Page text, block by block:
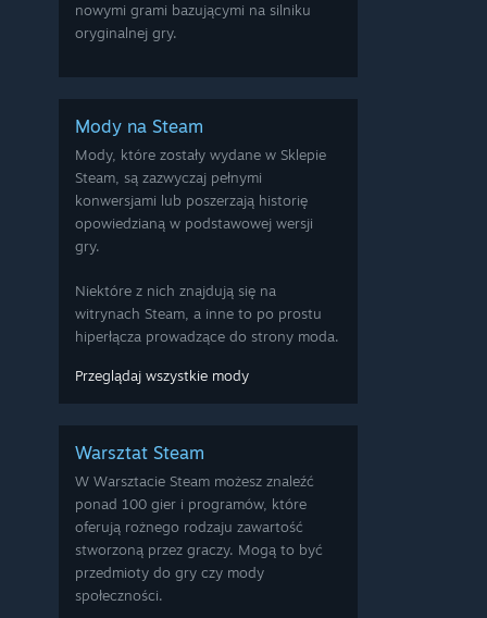
nowymi grami bazującymi na silniku
oryginalnej gry.
Mody na Steam
Mody, które zostały wydane w Sklepie
Steam, są zazwyczaj pełnymi
konwersjami lub poszerzają historię
opowiedzianą w podstawowej wersji
gry.
Niektóre z nich znajdują się na
witrynach Steam, a inne to po prostu
hiperłącza prowadzące do strony moda.
Przeglądaj wszystkie mody
Warsztat Steam
W Warsztacie Steam możesz znaleźć
ponad 100 gier i programów, które
oferują rożnego rodzaju zawartość
stworzoną przez graczy. Mogą to być
przedmioty do gry czy mody
społeczności.